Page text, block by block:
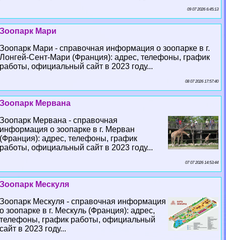
09 07 2026 6:45:13
Зоопарк Мари
Зоопарк Мари - справочная информация о зоопарке в г.
Лонгeй-Сент-Мари (Франция): адрес, телефоны, график
работы, официальный сайт в 2023 году...
08 07 2026 17:57:40
Зоопарк Мервана
Зоопарк Мервана - справочная
информация о зоопарке в г. Мерван
(Франция): адрес, телефоны, график
работы, официальный сайт в 2023 году...
07 07 2026 14:53:44
Зоопарк Мескуля
Зоопарк Мескуля - справочная информация
о зоопарке в г. Мескуль (Франция): адрес,
телефоны, график работы, официальный
сайт в 2023 году...